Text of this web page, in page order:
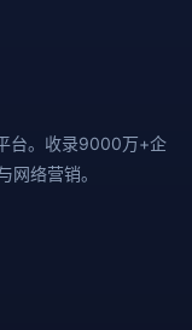
台。收录9000万+企
网络营销。